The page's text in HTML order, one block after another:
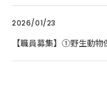
2026/01/23
【職員募集】①野生動